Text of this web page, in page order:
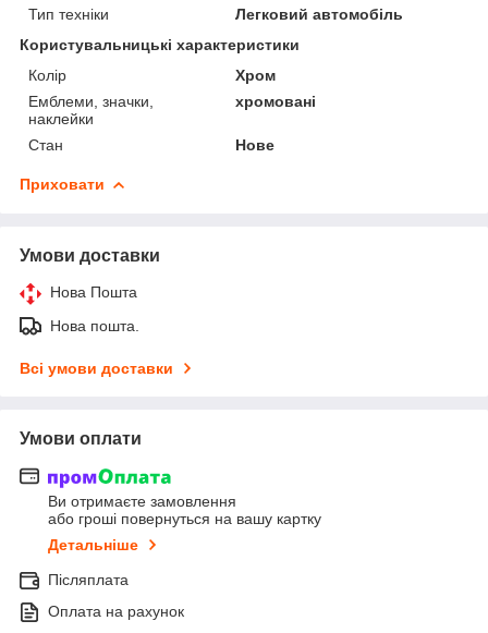
Тип техніки
Легковий автомобіль
Користувальницькі характеристики
Колір
Хром
Емблеми, значки,
наклейки
хромовані
Стан Нове
Приховати
Умови доставки
Нова Пошта
Нова пошта.
Всі умови доставки
Умови оплати
Ви отримаєте замовлення
або гроші повернуться на вашу картку
Детальніше
Післяплата
Оплата на рахунок